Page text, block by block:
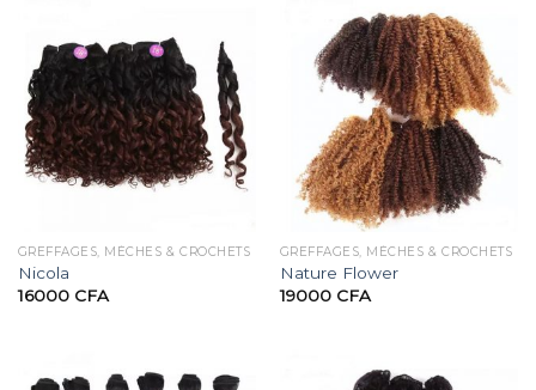
GREFFAGES, MÈCHES & CROCHETS
Nicola
16000 CFA
GREFFAGES, MÈCHES & CROCHETS
Nature Flower
19000 CFA